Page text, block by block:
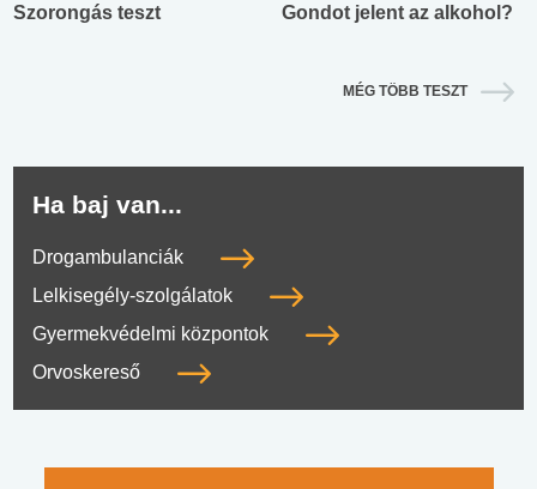
Szorongás teszt Gondot jelent az alkohol?
MÉG TÖBB TESZT
Ha baj van...
Drogambulanciák
Lelkisegély-szolgálatok
Gyermekvédelmi központok
Orvoskereső